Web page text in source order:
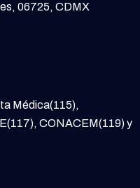
06725, CDMX
Médica(115),
CONACEM(119) y